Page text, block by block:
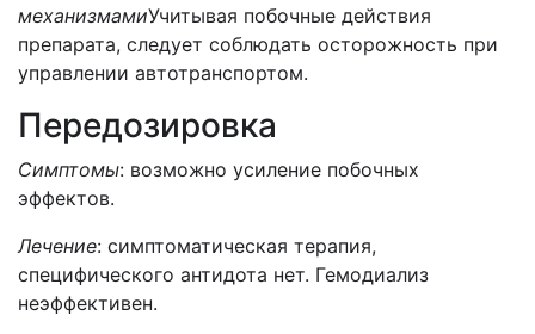
механизмамиУчитывая побочные действия
препарата, следует соблюдать осторожность при
управлении автотранспортом.
Передозировка
Симптомы: возможно усиление побочных
эффектов.
Лечение: симптоматическая терапия,
специфического антидота нет. Гемодиализ
неэффективен.